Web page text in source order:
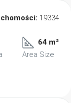
19334
64 m²
Area Size